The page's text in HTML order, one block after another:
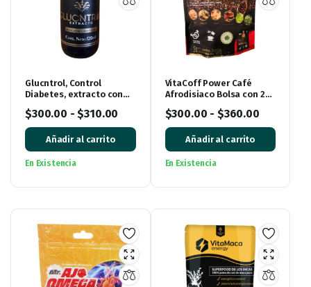
Glucntrol, Control
Diabetes, extracto con
$300.00 - $310.00
Añadir al carrito
En Existencia
VitaCoff Power Café
Afrodisiaco Bolsa con 22
$300.00 - $360.00
Añadir al carrito
En Existencia